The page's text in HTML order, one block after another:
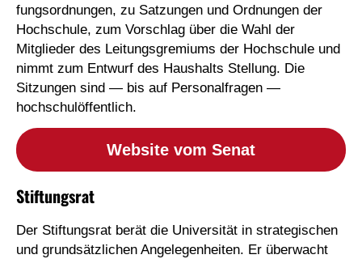
fungs­ord­nungen, zu Satzungen und Ordnungen der
Hochschule, zum Vorschlag über die Wahl der
Mitglieder des Leitungsgremiums der Hoch­schu­le und
nimmt zum Ent­wurf des Haushalts Stellung. Die
Sitzungen sind — bis auf Per­so­nalfragen —
hochschulöffentlich.
Website vom Senat
Stiftungsrat
Der Stiftungsrat berät die Universität in strategischen
und grundsätzlichen Angelegenheiten. Er überwacht